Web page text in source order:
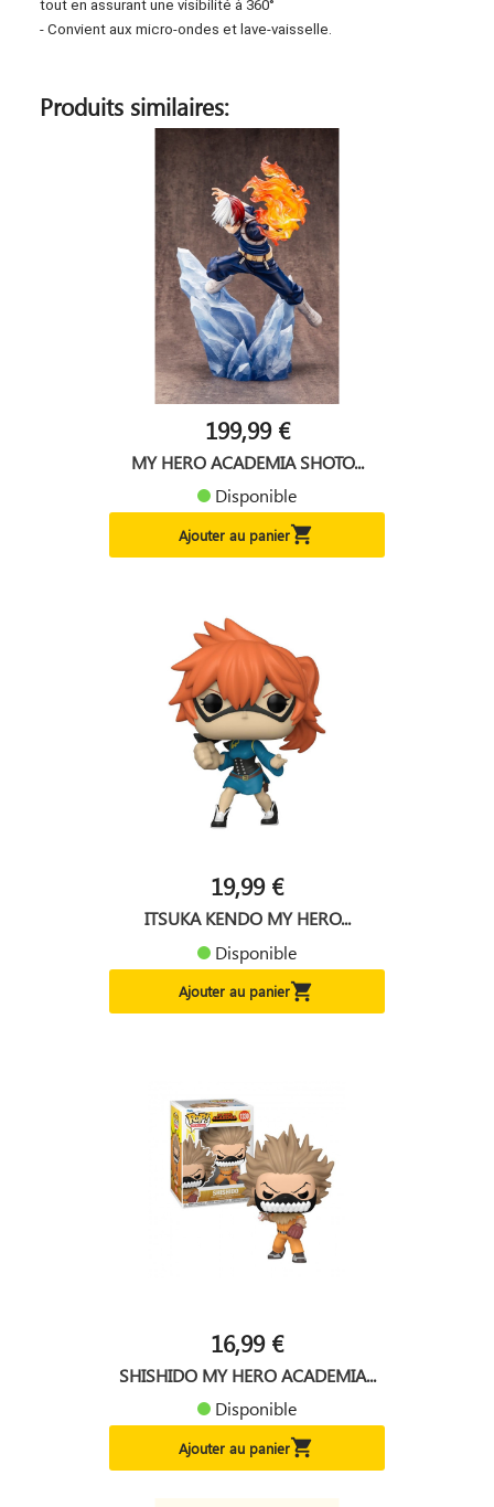
tout en assurant une visibilité à 360°
- Convient aux micro-ondes et lave-vaisselle.
Produits similaires:
199,99 €
MY HERO ACADEMIA SHOTO...
Disponible
Ajouter au panier
19,99 €
ITSUKA KENDO MY HERO...
Disponible
Ajouter au panier
16,99 €
SHISHIDO MY HERO ACADEMIA...
Disponible
Ajouter au panier